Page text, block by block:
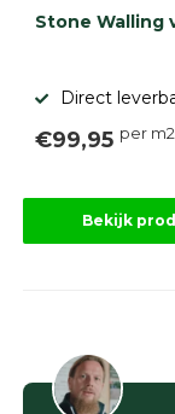
Compleet
9.1
gebaseerd
op
Stone Walling
Direct
€99,95 per m2
Bekijk